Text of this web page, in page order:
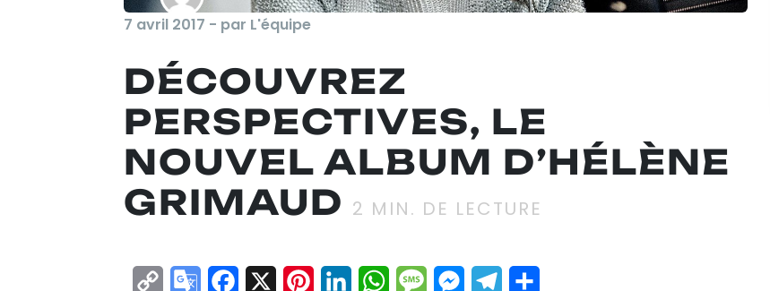
7 avril 2017 - par L'équipe
DÉCOUVREZ
PERSPECTIVES, LE
NOUVEL ALBUM D’HÉLÈNE
GRIMAUD 2 MIN. DE LECTURE
Copy GoogleFacebook
X Pinterest
LinkedInWhatsApp
MessageMessenger
Telegram